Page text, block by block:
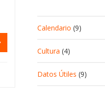
Calendario (9)
Cultura (4)
Datos Útiles (9)